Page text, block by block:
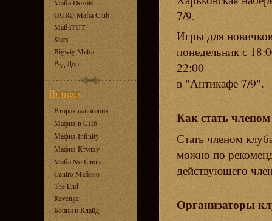
Mafia DozoR
GURU Mafia Club
MafiaTUT
Stars
Bigwig Mafia
Ред Дор
Вторая навигация
Мафия в СПб
Мафия Infinity
Мафия Ктулху
Mafia No Limits
Centro Mafioso
The End
Revenge
Бонни и Клайд
7/9.
Игры для
понедельник с
22:00
в "Антикафе 7/9".
Как стать
Стать членом
можно по
действующего
Организаторы